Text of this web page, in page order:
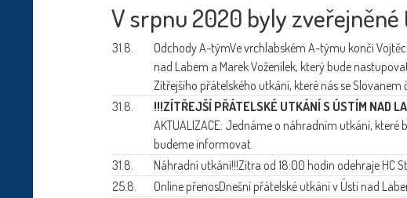
V srpnu 2020 byly
31.8. Odchody A-týmVe vrchlabském A-týmu končí
nad Labem a Marek Voženílek, který bude
Zítřejšího přátelského utkání, které nás se Slovanem
31.8.
!!!ZÍTŘEJŠÍ PŘÁTELSKÉ UTKÁNÍ S ÚSTÍM NAD
AKTUALIZACE: Jednáme o náhradním utkání, které
budeme informovat.
31.8.
Náhradní utkání!!!Zítra od 18:00 hodin odehraje HC
25.8.
Online přenosDnešní přátelské utkání v Ústí nad